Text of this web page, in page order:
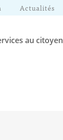
Actualités
au citoyen